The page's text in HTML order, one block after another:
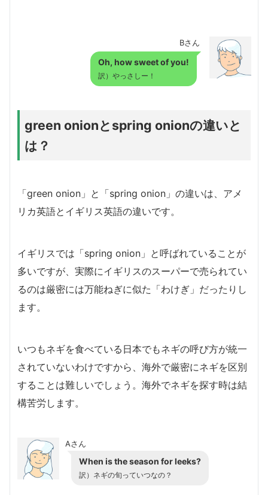
Bさん
Oh, how sweet of you!
訳）やっさしー！
green onionとspring onionの違いと
は？
「green onion」と「spring onion」の違いは、アメ
リカ英語とイギリス英語の違いです。
イギリスでは「spring onion」と呼ばれていることが
多いですが、実際にイギリスのスーパーで売られてい
るのは厳密には万能ねぎに似た「わけぎ」だったりし
ます。
いつもネギを食べている日本でもネギの呼び方が統一
されていないわけですから、海外で厳密にネギを区別
することは難しいでしょう。海外でネギを探す時は結
構苦労します。
Aさん
When is the season for leeks?
訳）ネギの旬っていつなの？